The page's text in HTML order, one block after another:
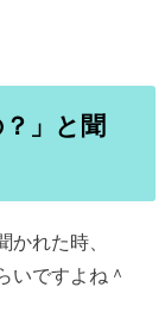
」と聞
かれた時、
いですよね＾